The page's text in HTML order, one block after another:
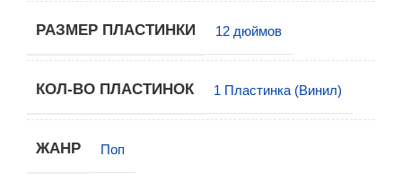
РАЗМЕР ПЛАСТИНКИ 12 дюймов
КОЛ-ВО ПЛАСТИНОК 1 Пластинка (Винил)
ЖАНР Поп